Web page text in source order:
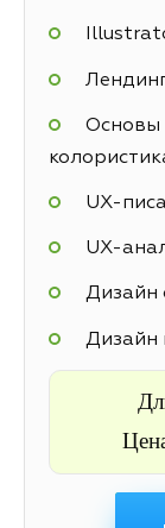
Основы
UX-
UX-
Дизайн
Дизайн